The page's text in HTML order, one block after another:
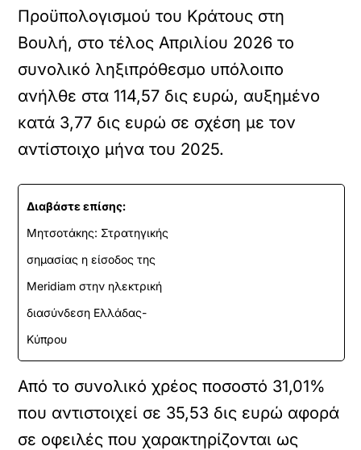
Προϋπολογισμού του Κράτους στη
Βουλή, στο τέλος Απριλίου 2026 το
συνολικό ληξιπρόθεσμο υπόλοιπο
ανήλθε στα 114,57 δις ευρώ, αυξημένο
κατά 3,77 δις ευρώ σε σχέση με τον
αντίστοιχο μήνα του 2025.
Διαβάστε επίσης:
Μητσοτάκης: Στρατηγικής
σημασίας η είσοδος της
Meridiam στην ηλεκτρική
διασύνδεση Ελλάδας-
Κύπρου
Από το συνολικό χρέος ποσοστό 31,01%
που αντιστοιχεί σε 35,53 δις ευρώ αφορά
σε οφειλές που χαρακτηρίζονται ως